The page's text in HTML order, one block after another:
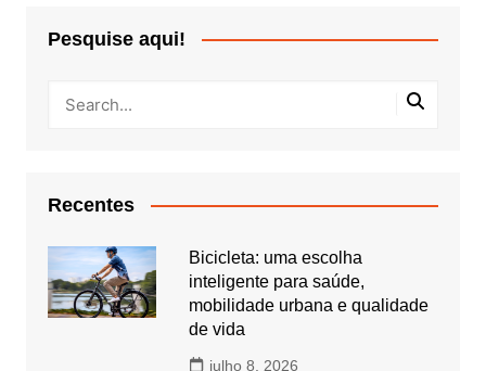
Pesquise aqui!
Recentes
Bicicleta: uma escolha
inteligente para saúde,
mobilidade urbana e qualidade
de vida
julho 8, 2026